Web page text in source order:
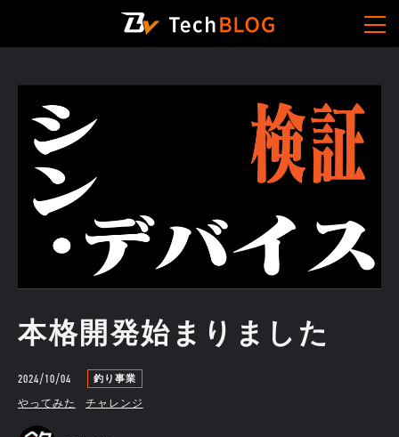
本格開発始まりました
2024/10/04 釣り事業
やってみた チャレンジ